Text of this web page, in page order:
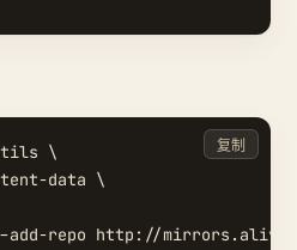
\
data \
--add-repo http://
复制